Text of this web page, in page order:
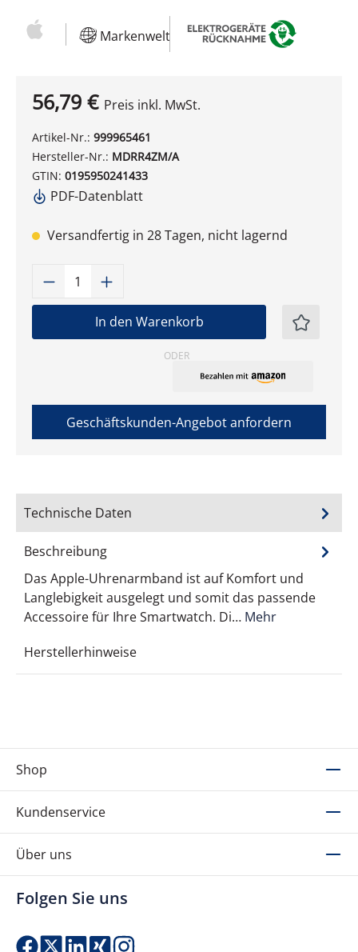
Markenwelt
56,79 € Preis inkl. MwSt.
Artikel-Nr.: 999965461
Hersteller-Nr.: MDRR4ZM/A
GTIN: 0195950241433
PDF-Datenblatt
Versandfertig in 28 Tagen, nicht lagernd
Produkt Anzahl: Gib den
In den Warenkorb
ODER
Geschäftskunden-Angebot anfordern
Technische Daten
Beschreibung
Das Apple-Uhrenarmband ist auf Komfort und
Langlebigkeit ausgelegt und somit das passende
Accessoire für Ihre Smartwatch. Di… Mehr
Herstellerhinweise
Shop
Kundenservice
Über uns
Folgen Sie uns